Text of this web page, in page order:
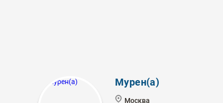
Мурен(а)
Москва